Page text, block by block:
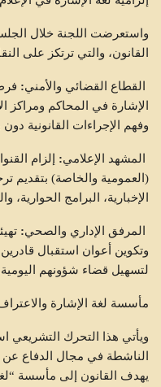
واستعرضت اللجنة خلال
القانون، والتي ترتكز على
القطاع القضائي والأمني:
الإشارة في المحاكم ومراكز
وفهم الإجراءات القانونية
المشهد الإعلامي: إلزام
(العمومية والخاصة) بتقديم
الإخبارية، البرامج
المرفق الإداري والصحي:
وتكوين أعوان استقبال
لتسهيل قضاء شؤونهم
مأسسة لغة الإشارة والاعتراف
ويأتي هذا التحرك التشريعي
الناشطة في مجال الدفاع
يهدف القانون إلى مأسسة